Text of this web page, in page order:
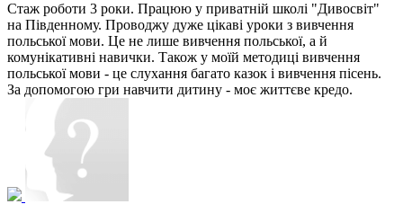
Стаж роботи 3 роки. Працюю у приватній школі "Дивосвіт"
на Південному. Проводжу дуже цікаві уроки з вивчення
польської мови. Це не лише вивчення польської, а й
комунікативні навички. Також у моїй методиці вивчення
польської мови - це слухання багато казок і вивчення пісень.
За допомогою гри навчити дитину - моє життєве кредо.